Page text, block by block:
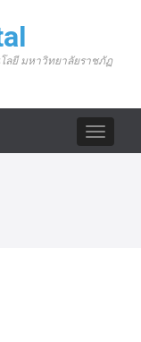
ลยี มหาวิทยาลัยราชภัฏ
Toggle